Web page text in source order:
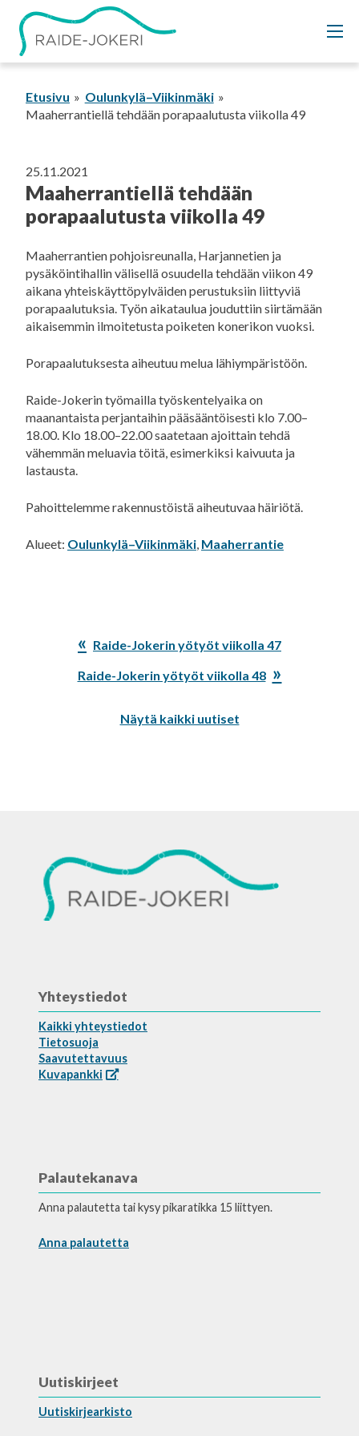
Siirry
sisältöön
Etusivu
Oulunkylä–Viikinmäki
Maaherrantiellä tehdään porapaalutusta viikolla 49
25.11.2021
Maaherrantiellä tehdään
porapaalutusta viikolla 49
Maaherrantien pohjoisreunalla, Harjannetien ja
pysäköintihallin välisellä osuudella tehdään viikon 49
aikana yhteiskäyttöpylväiden perustuksiin liittyviä
porapaalutuksia. Työn aikataulua jouduttiin siirtämään
aikaisemmin ilmoitetusta poiketen konerikon vuoksi.
Porapaalutuksesta aiheutuu melua lähiympäristöön.
Raide-Jokerin työmailla työskentelyaika on
maanantaista perjantaihin pääsääntöisesti klo 7.00–
18.00. Klo 18.00–22.00 saatetaan ajoittain tehdä
vähemmän meluavia töitä, esimerkiksi kaivuuta ja
lastausta.
Pahoittelemme rakennustöistä aiheutuvaa häiriötä.
Alueet: Oulunkylä–Viikinmäki Maaherrantie
Edellinen
Raide-Jokerin yötyöt viikolla 47
Seuraava
Raide-Jokerin yötyöt viikolla 48
Näytä kaikki uutiset
Yhteystiedot
Kaikki yhteystiedot
Tietosuoja
Saavutettavuus
Kuvapankki
Palautekanava
Anna palautetta tai kysy pikaratikka 15 liittyen.
Anna palautetta
Uutiskirjeet
Uutiskirjearkisto